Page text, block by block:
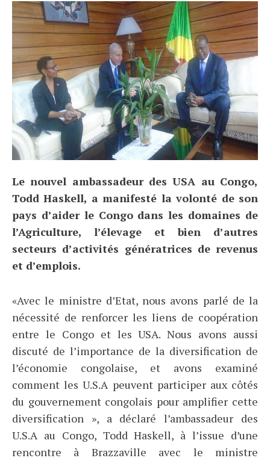
Le nouvel ambassadeur des USA au Congo,
Todd Haskell, a manifesté la volonté de son
pays d’aider le Congo dans les domaines de
l’Agriculture, l’élevage et bien d’autres
secteurs d’activités génératrices de revenus
et d’emplois.
«Avec le ministre d’Etat, nous avons parlé de la
nécessité de renforcer les liens de coopération
entre le Congo et les USA. Nous avons aussi
discuté de l’importance de la diversification de
l’économie congolaise, et avons examiné
comment les U.S.A peuvent participer aux côtés
du gouvernement congolais pour amplifier cette
diversification », a déclaré l’ambassadeur des
U.S.A au Congo, Todd Haskell, à l’issue d’une
rencontre à Brazzaville avec le ministre